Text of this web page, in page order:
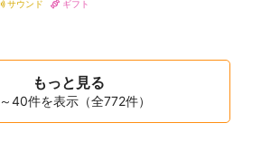
サウンド
ギフト
もっと見る
40件を表示（全772件）